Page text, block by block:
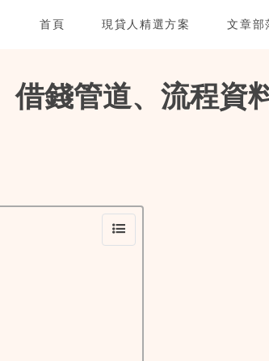
首頁 現貸人精選方案 文章部
借錢管道、流程資